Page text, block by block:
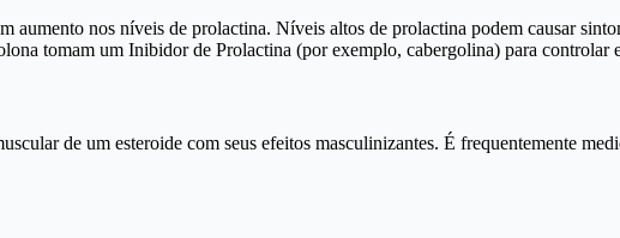
aumento nos níveis de prolactina. Níveis altos de prolactina podem causar
tomam um Inibidor de Prolactina (por exemplo, cabergolina) para controlar
de um esteroide com seus efeitos masculinizantes. É frequentemente